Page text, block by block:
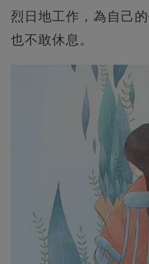
烈日地工作，為自己
也不敢休息。